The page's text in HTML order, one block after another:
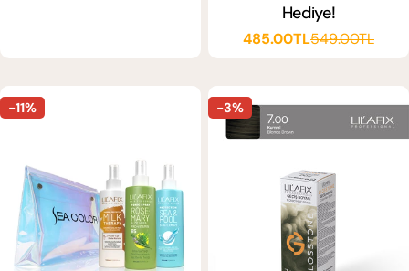
Hediye!
Satış
485.00TLNormal
549.00TL
-11% -3%